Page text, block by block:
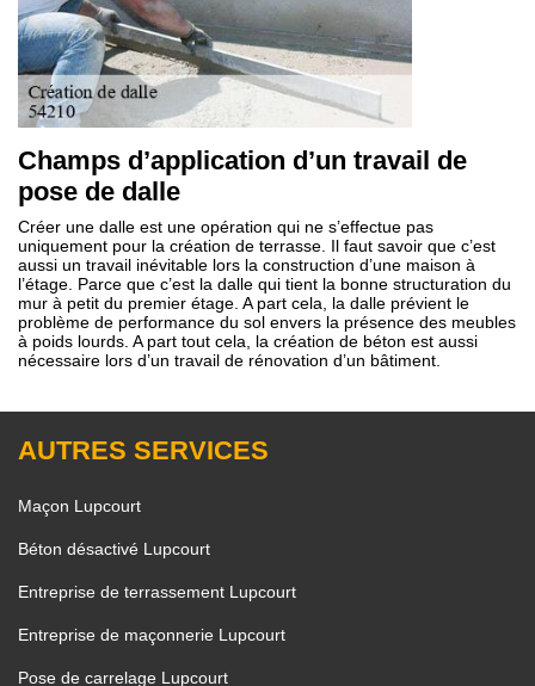
Champs d’application d’un travail de
pose de dalle
Créer une dalle est une opération qui ne s’effectue pas
uniquement pour la création de terrasse. Il faut savoir que c’est
aussi un travail inévitable lors la construction d’une maison à
l’étage. Parce que c’est la dalle qui tient la bonne structuration du
mur à petit du premier étage. A part cela, la dalle prévient le
problème de performance du sol envers la présence des meubles
à poids lourds. A part tout cela, la création de béton est aussi
nécessaire lors d’un travail de rénovation d’un bâtiment.
AUTRES SERVICES
Maçon Lupcourt
Béton désactivé Lupcourt
Entreprise de terrassement Lupcourt
Entreprise de maçonnerie Lupcourt
Pose de carrelage Lupcourt